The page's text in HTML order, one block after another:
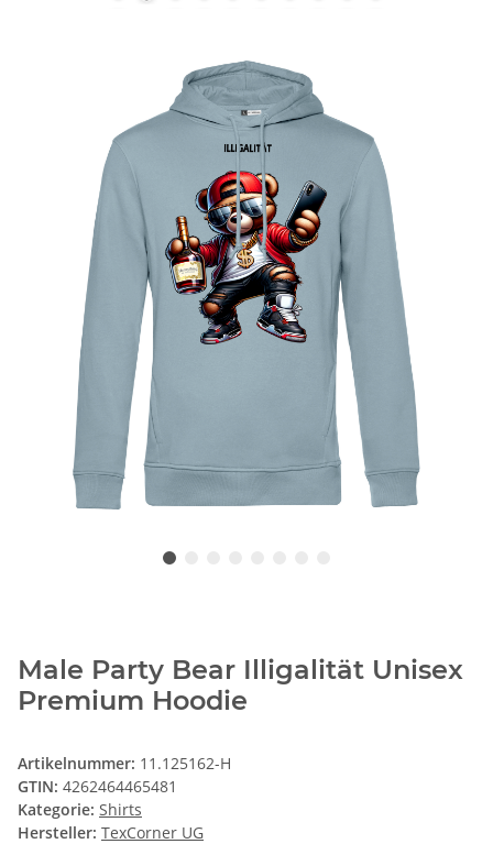
Male Party Bear Illigalität Unisex
Premium Hoodie
Artikelnummer: 11.125162-H
GTIN: 4262464465481
Kategorie: Shirts
Hersteller: TexCorner UG